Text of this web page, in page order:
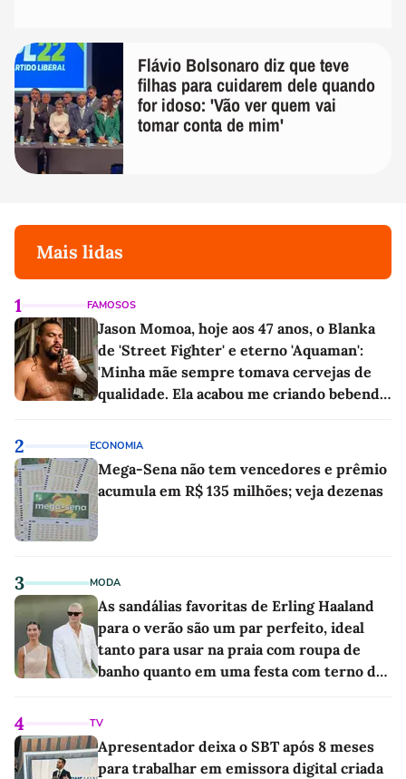
Flávio Bolsonaro diz que teve
filhas para cuidarem dele quando
for idoso: 'Vão ver quem vai
tomar conta de mim'
Mais lidas
1 FAMOSOS
Jason Momoa, hoje aos 47 anos, o Blanka
de 'Street Fighter' e eterno 'Aquaman':
'Minha mãe sempre tomava cervejas de
qualidade. Ela acabou me criando bebendo
2 ECONOMIA
Mega-Sena não tem vencedores e prêmio
acumula em R$ 135 milhões; veja dezenas
3 MODA
As sandálias favoritas de Erling Haaland
para o verão são um par perfeito, ideal
tanto para usar na praia com roupa de
banho quanto em uma festa com terno de
4 TV
Apresentador deixa o SBT após 8 meses
para trabalhar em emissora digital criada